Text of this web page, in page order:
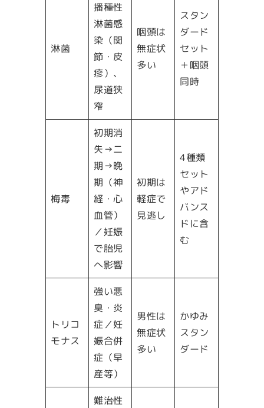
淋菌
播種性
淋菌感
染（関
節・皮
疹）、
尿道狭
窄
咽頭は
無症状
多い
スタン
ダード
セット
＋咽頭
同時
梅毒
初期消
失→二
期→晩
期（神
経・心
血管）
／妊娠
で胎児
へ影響
初期は
軽症で
見逃し
4種類
セット
やアド
バンス
ドに含
む
トリコ
モナス
強い悪
臭・炎
症／妊
娠合併
症（早
産等）
男性は
無症状
多い
かゆみ
スタン
ダード
難治性